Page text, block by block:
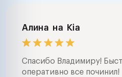
Алина на Kia
Спасибо Владимиру!
оперативно все починил!